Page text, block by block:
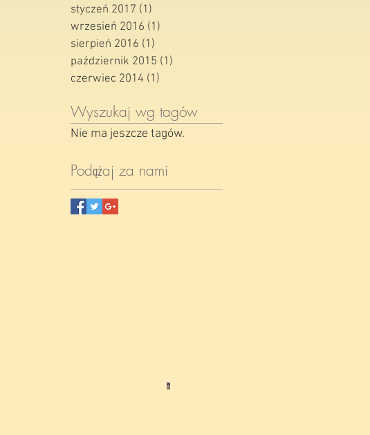
styczeń 2017 (1)
wrzesień 2016 (1)
sierpień 2016 (1)
październik 2015 (1)
czerwiec 2014 (1)
Wyszukaj wg tagów
Nie ma jeszcze tagów.
Podążaj za nami